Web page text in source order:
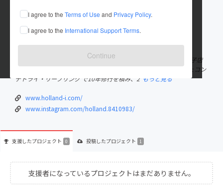
I agree to the Terms of Use and Privacy Policy.
I agree to the International Support Terms.
Continue
これまでに1件のプロジェクトを投稿しています
在住国：日本 現在地：未設定
出身国：日本 出身地：未設定
合資会社オランダ製菓 代表 名古屋市瑞穂区で70年続く老舗洋菓子店
の3代目。 川崎のウィーン菓子工房リリエンベルグ 、浜松のカフェコン
デトライ・リープリング で10年修行を積み、2 もっと見る
www.holland-i.com/
www.instagram.com/holland.8410983/
支援したプロジェクト 0 投稿したプロジェクト 1
支援者になっているプロジェクトはまだありません。